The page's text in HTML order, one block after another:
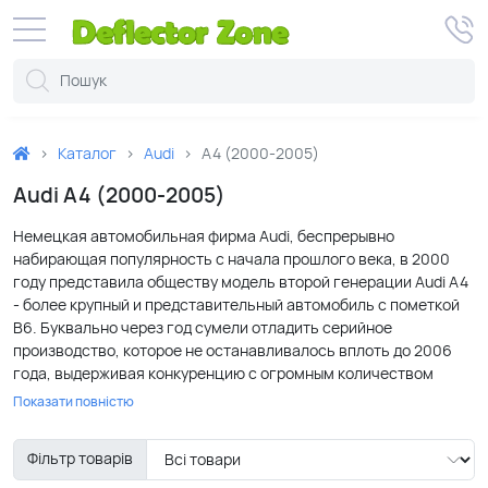
Каталог Audi A4 (2000-2005)
Audi A4 (2000-2005)
Немецкая автомобильная фирма Audi, беспрерывно
набирающая популярность с начала прошлого века, в 2000
году представила обществу модель второй генерации Audi A4
- более крупный и представительный автомобиль с пометкой
B6. Буквально через год сумели отладить серийное
производство, которое не останавливалось вплоть до 2006
года, выдерживая конкуренцию с огромным количеством
новинок.
Строгий, лаконичный дизайн Ауди А4 привлекателен сам по
себе, однако это не мешает автолюбителям модернизировать
Показати повністю
Фільтр товарів